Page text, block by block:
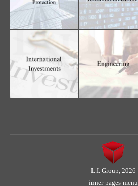
L.I. Group, 2026
inner-pages-menu